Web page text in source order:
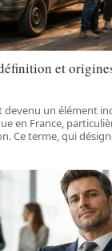
et
devenu un élément
en France,
Ce terme, qui